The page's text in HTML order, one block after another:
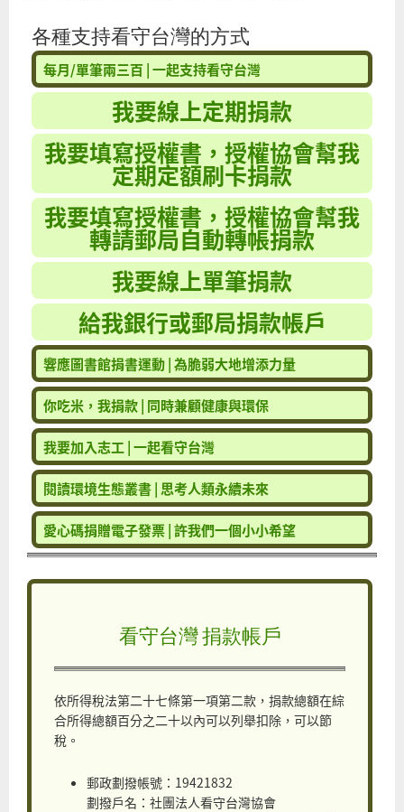
各種支持看守台灣的方式
每月/單筆兩三百 | 一起支持看守台灣
我要線上定期捐款
我要填寫授權書，授權協會幫我
定期定額刷卡捐款
我要填寫授權書，授權協會幫我
轉請郵局自動轉帳捐款
我要線上單筆捐款
給我銀行或郵局捐款帳戶
響應圖書館捐書運動 | 為脆弱大地增添力量
你吃米，我捐款 | 同時兼顧健康與環保
我要加入志工 | 一起看守台灣
閱讀環境生態叢書 | 思考人類永續未來
愛心碼捐贈電子發票 | 許我們一個小小希望
看守台灣 捐款帳戶
依所得稅法第二十七條第一項第二款，捐款總額在綜
合所得總額百分之二十以內可以列舉扣除，可以節
稅。
郵政劃撥帳號：19421832
劃撥戶名：社團法人看守台灣協會